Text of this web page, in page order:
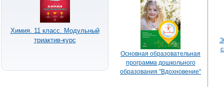
Химия. 11 класс. Модульный
триактив-курс
Основная образовательная
программа дошкольного
образования "Вдохновение"